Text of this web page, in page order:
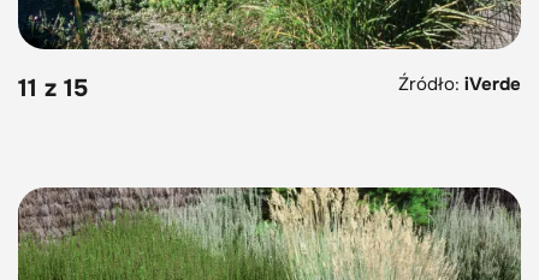
11 z 15 Źródło: iVerde